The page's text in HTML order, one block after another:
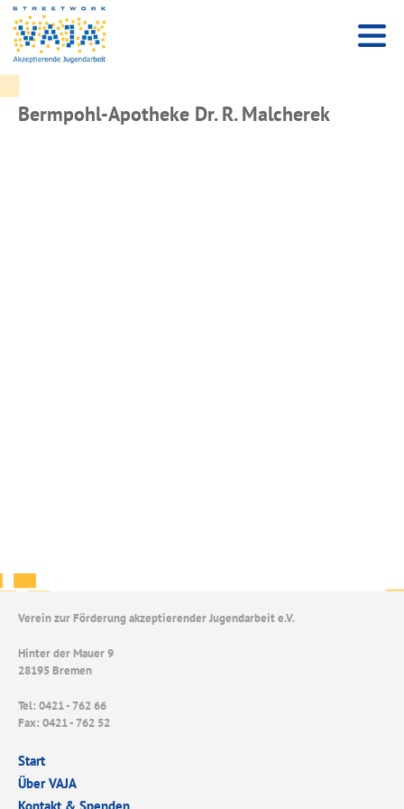
Bermpohl-Apotheke Dr. R. Malcherek
Verein zur Förderung akzeptierender Jugendarbeit e.V.
Hinter der Mauer 9
28195 Bremen
Tel: 0421 - 762 66
Fax: 0421 - 762 52
Start
Über VAJA